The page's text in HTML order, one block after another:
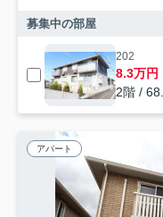
募集中の部屋
202
8.3万円
2階 /
アパート